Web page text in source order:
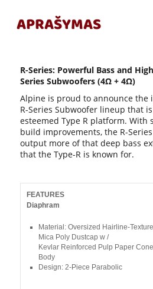
APRAŠYMAS
R-Series: Powerful Bass and
Series Subwoofers (4Ω + 4Ω)
Alpine is proud to announce
R-Series Subwoofer lineup that
esteemed Type R platform. With
build improvements, the R-
output more of that deep bass
that the Type-R is known for.
FEATURES
Diaphram
Material: Oversized Hairline-
Mica Poly Dustcap w /
Kevlar Reinforced Pulp Paper Cone
Body
Design: 2-Piece Parabolic